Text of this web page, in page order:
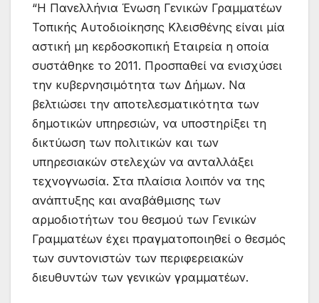
“Η Πανελλήνια Ένωση Γενικών Γραμματέων
Τοπικής Αυτοδιοίκησης Κλεισθένης είναι μία
αστική μη κερδοσκοπική Εταιρεία η οποία
συστάθηκε το 2011. Προσπαθεί να ενισχύσει
την κυβερνησιμότητα των Δήμων. Να
βελτιώσει την αποτελεσματικότητα των
δημοτικών υπηρεσιών, να υποστηρίξει τη
δικτύωση των πολιτικών και των
υπηρεσιακών στελεχών να ανταλλάξει
τεχνογνωσία. Στα πλαίσια λοιπόν να της
ανάπτυξης και αναβάθμισης των
αρμοδιοτήτων του θεσμού των Γενικών
Γραμματέων έχει πραγματοποιηθεί ο θεσμός
των συντονιστών των περιφερειακών
διευθυντών των γενικών γραμματέων.